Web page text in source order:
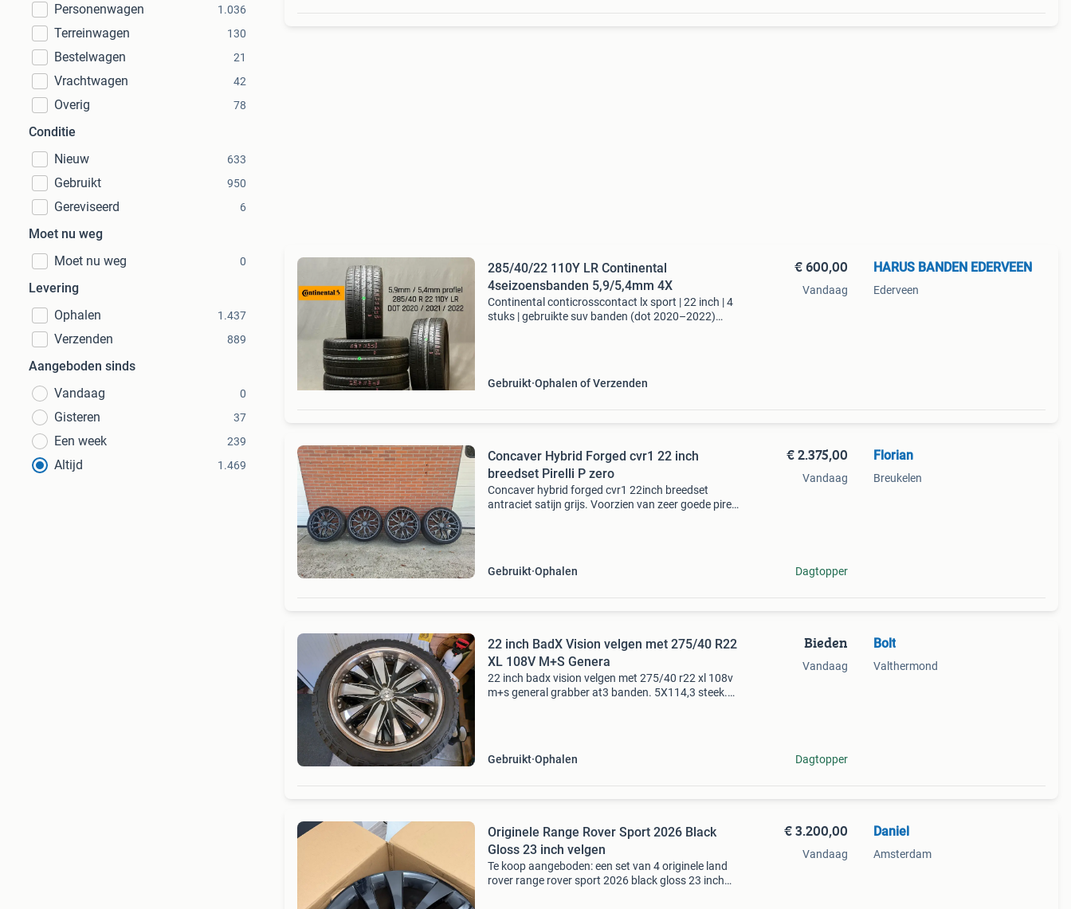
Personenwagen
1.036
Terreinwagen 130
Bestelwagen 21
Vrachtwagen 42
Overig 78
Conditie
Nieuw
633
Gebruikt 950
Gereviseerd 6
Moet nu weg
Moet nu weg
0
Levering
Ophalen
1.437
Verzenden 889
Aangeboden sinds
Vandaag
0
Gisteren 37
Een week 239
Altijd 1.469
285/40/22 110Y LR Continental
4seizoensbanden 5,9/5,4mm 4X
Continental conticrosscontact lx sport | 22 inch | 4
stuks | gebruikte suv banden (dot 2020–2022)
Gebruikt Ophalen of Verzenden
€ 600,00
Vandaag
HARUS BANDEN EDERVEEN
Ederveen
Concaver Hybrid Forged cvr1 22 inch
breedset Pirelli P zero
Concaver hybrid forged cvr1 22inch breedset
antraciet satijn grijs. Voorzien van zeer goede pirelli
Gebruikt Ophalen
€ 2.375,00
Vandaag
Dagtopper
Florian
Breukelen
22 inch BadX Vision velgen met 275/40 R22
XL 108V M+S Genera
22 inch badx vision velgen met 275/40 r22 xl 108v
m+s general grabber at3 banden. 5X114,3 steek.
Gebruikt Ophalen
Bieden
Vandaag
Dagtopper
Bolt
Valthermond
Originele Range Rover Sport 2026 Black
Gloss 23 inch velgen
Te koop aangeboden: een set van 4 originele land
rover range rover sport 2026 black gloss 23 inch
€ 3.200,00
Vandaag
Daniel
Amsterdam